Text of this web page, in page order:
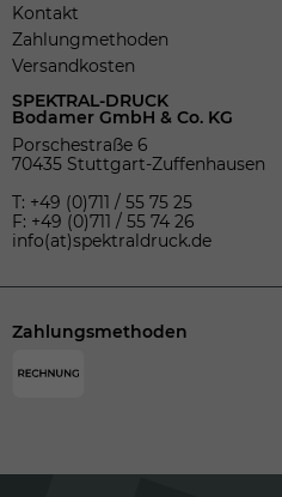
Kontakt
Zahlungmethoden
Versandkosten
SPEKTRAL-DRUCK
Bodamer GmbH & Co. KG
Porschestraße 6
70435 Stuttgart-Zuffenhausen
T: +49 (0)711 / 55 75 25
F: +49 (0)711 / 55 74 26
info(at)spektraldruck.de
Zahlungsmethoden